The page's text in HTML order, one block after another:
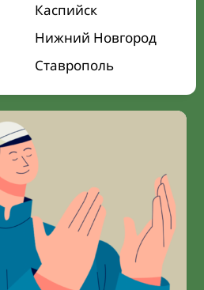
Каспийск
Нижний Новгород
Ставрополь